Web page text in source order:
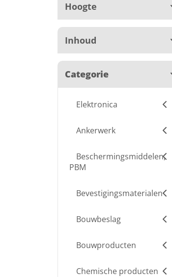
Hoogte
Inhoud
Categorie
Elektronica
Ankerwerk
Beschermingsmiddelen,
PBM
Bevestigingsmaterialen
Bouwbeslag
Bouwproducten
Chemische producten